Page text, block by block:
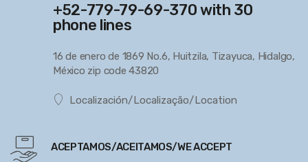
+52-779-79-69-370 with 30
phone lines
16 de enero de 1869 No.6, Huitzila, Tizayuca, Hidalgo,
México zip code 43820
Localización/Localização/Location
ACEPTAMOS/ACEITAMOS/WE ACCEPT